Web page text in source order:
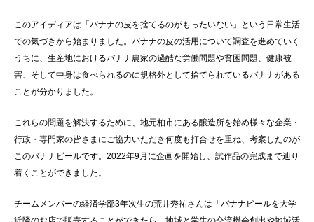
このアイディアは「バナナの皮を捨てるのがもったいない」という日常生活
での気づきから始まりました。バナナの皮の活用について調査を進めていく
うちに、生産地におけるバナナ農家の過酷な労働問題や貧困問題、健康被
害、そして中身は食べられるのに規格外として捨てられているバナナがある
ことが分かりました。
これらの問題を解決するために、地元柏市にある醸造所を始め様々な企業・
行政・専門家の皆さまにご協力いただき何度も打合せを重ね、考案したのが
このバナナビールです。 2022年9月に企画を開始し、試作品の完成まで辿り
着くことができました。
チームメンバーの経済学部3年次生の荒井秀祐さんは「バナナビールを大学